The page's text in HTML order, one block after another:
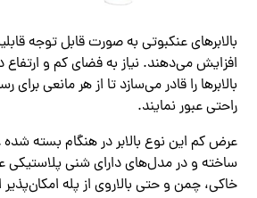
بالابرهای عنکبوتی به صورت قابل توجه
افزایش می‌دهند. نیاز به فضای کم و ارتفاع
بالابرها را قادر می‌سازد تا از هر مانعی
راحتی عبور نمایند.
عرض کم این نوع بالابر در هنگام بسته شده
ساخته و در مدل‌های دارای شنی پلاستیکی
خاکی، چمن و حتی بالاروی از پله